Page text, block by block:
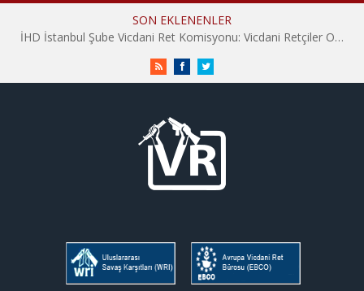
SON EKLENENLER
İHD İstanbul Şube Vicdani Ret Komisyonu: Vicdani Retçiler Olarak Destek İçin Buradayız!
RSS FacebookTwitter